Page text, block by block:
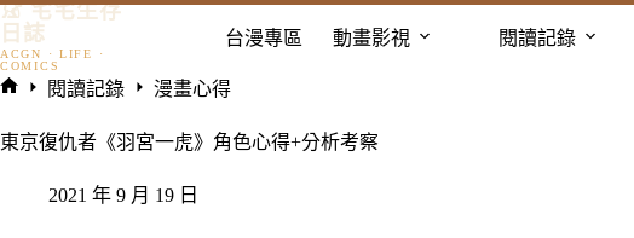
跳
至
主
內
𓃠 宅宅生存
日誌
台漫專區 動畫影視 閱讀記錄
頁
閱讀記錄 漫畫心得
東京復仇者《羽宮一虎》角色心得+分析考察
2021 年 9 月 19 日